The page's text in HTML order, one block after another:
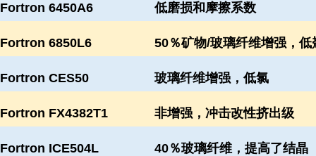
Fortron 6450A6 低磨损和摩擦系数
Fortron 6850L6 50％矿物/玻璃纤维增强，
Fortron CES50 玻璃纤维增强，低氯
Fortron FX4382T1 非增强，冲击改性挤出级
Fortron ICE504L 40％玻璃纤维，提高了结晶